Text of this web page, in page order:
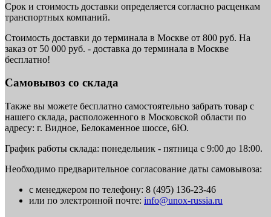
Срок и стоимость доставки определяется согласно расценкам
транспортных компаний.
Стоимость доставки до терминала в Москве от 800 руб. На
заказ от 50 000 руб. - доставка до терминала в Москве
бесплатно!
Самовывоз со склада
Также вы можете бесплатно самостоятельно забрать товар с
нашего склада, расположенного в Московской области по
адресу: г. Видное, Белокаменное шоссе, 6Ю.
График работы склада: понедельник - пятница с 9:00 до 18:00.
Необходимо предварительное согласование даты самовывоза:
с менеджером по телефону: 8 (495) 136-23-46
или по электронной почте: info@unox-russia.ru